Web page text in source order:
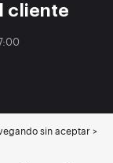
cliente
sin aceptar >